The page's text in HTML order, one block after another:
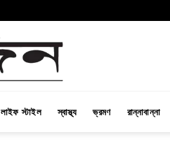
লাইফ স্টাইল স্বাস্থ্য ভ্রমণ রান্নাবান্না